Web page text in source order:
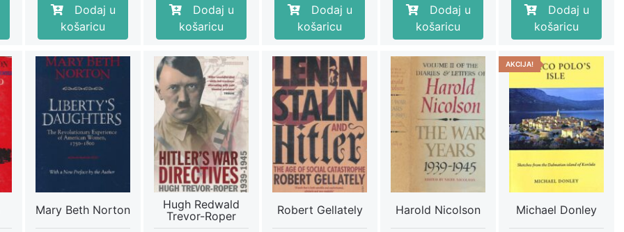
Dodaj u
košaricu
Dodaj u
košaricu
Dodaj u
košaricu
Dodaj u
košaricu
Dodaj u
košaricu
Mary Beth Norton
Hugh Redwald
Trevor-Roper
Robert Gellately Harold Nicolson
AKCIJA!
Michael Donley